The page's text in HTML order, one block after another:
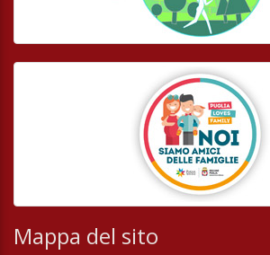
Mappa del sito